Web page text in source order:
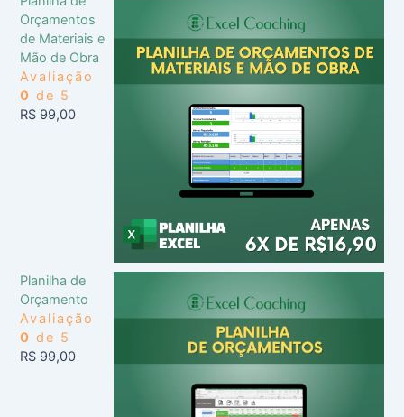
Orçamentos
de Materiais e
Mão de Obra
Avaliação
0 de 5
R$ 99,00
Planilha de
Orçamento
Avaliação
0 de 5
R$ 99,00